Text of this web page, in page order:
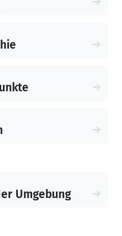
großen Wert
Zeit und
Umgebung